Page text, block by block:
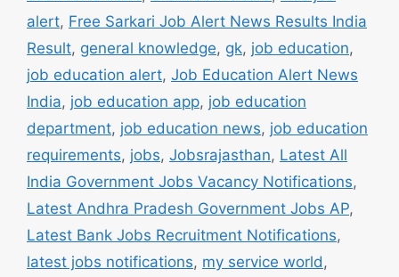
alert, Free Sarkari Job Alert News Results India
Result, general knowledge, gk, job education,
job education alert, Job Education Alert News
India, job education app, job education
department, job education news, job education
requirements, jobs, Jobsrajasthan, Latest All
India Government Jobs Vacancy Notifications,
Latest Andhra Pradesh Government Jobs AP,
Latest Bank Jobs Recruitment Notifications,
latest jobs notifications, my service world ,